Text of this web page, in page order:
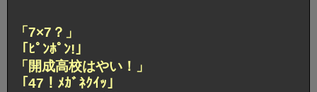
「7×7？」
「ﾋﾟﾝﾎﾟﾝ!」
「開成高校はやい！」
「47！ﾒｶﾞﾈｸｲｯ」